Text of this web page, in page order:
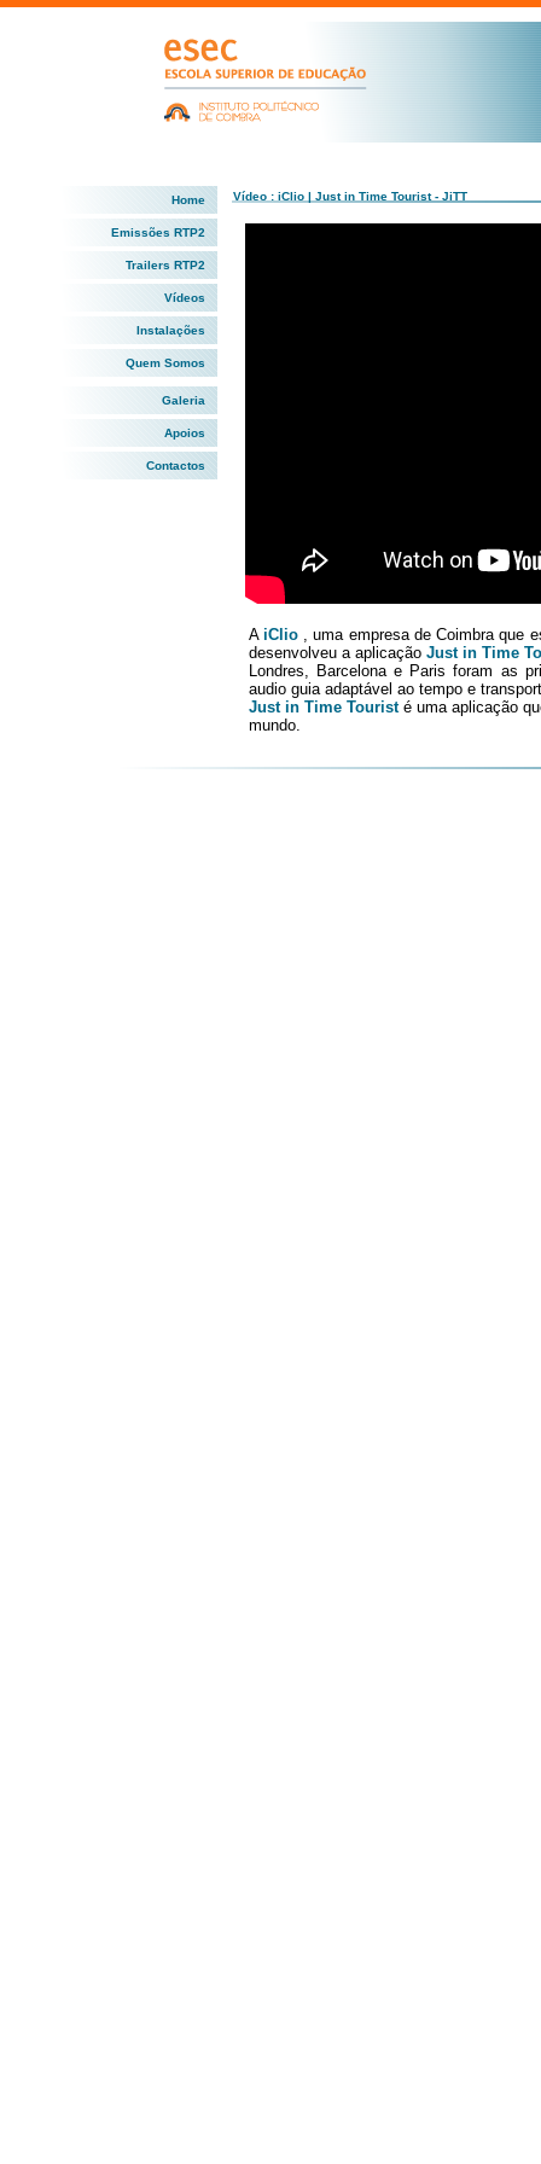
Home
Emissões RTP2
Trailers RTP2
Vídeos
Instalações
Quem Somos
Galeria
Apoios
Contactos
Vídeo : iClio | Just in Time Tourist - JiTT
A iClio, uma empresa de Coimbra que
desenvolveu a aplicação Just in Time
Londres, Barcelona e Paris foram as
audio guia adaptável ao tempo e
Just in Time Touristé uma aplicação
mundo.